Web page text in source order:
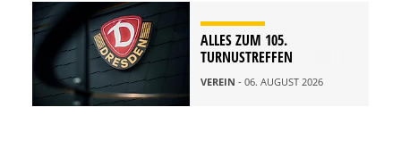
ALLES ZUM 105.
TURNUSTREFFEN
VEREIN - 06. AUGUST 2026